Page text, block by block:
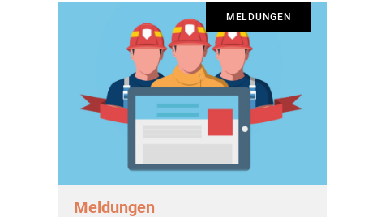
MELDUNGEN
Meldungen